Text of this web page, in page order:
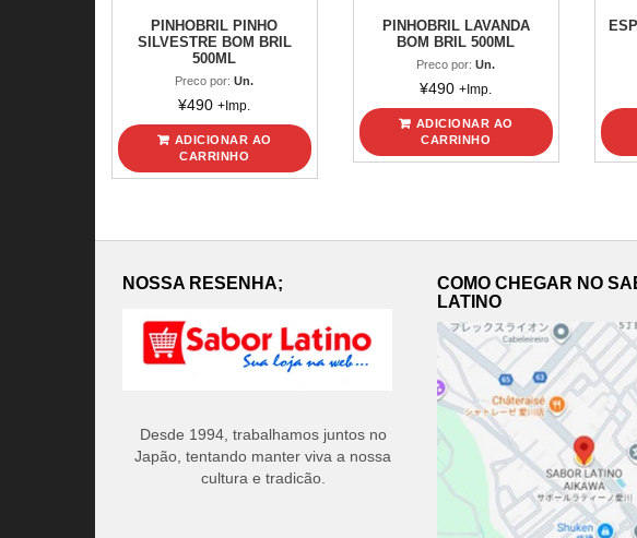
PINHOBRIL PINHO
SILVESTRE BOM BRIL
500ML
Preco por:Un.
¥490 +Imp.
ADICIONAR AO
CARRINHO
PINHOBRIL LAVANDA
BOM BRIL 500ML
Preco por:Un.
¥490 +Imp.
ADICIONAR AO
CARRINHO
NOSSA RESENHA;
Desde 1994, trabalhamos juntos no
Japão, tentando manter viva a nossa
cultura e tradicão.
COMO CHEGAR NO
LATINO